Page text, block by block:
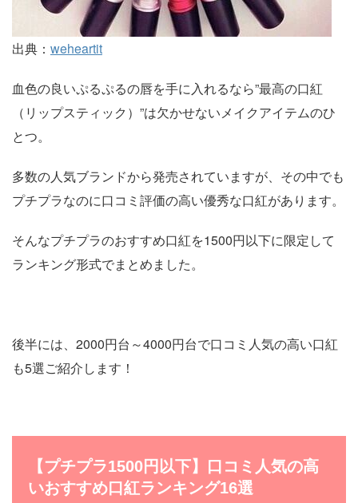
出典： weheartit
血色の良いぷるぷるの唇を手に入れるなら”最高の口紅
（リップスティック）”は欠かせないメイクアイテムのひ
とつ。
多数の人気ブランドから発売されていますが、その中でも
プチプラなのに口コミ評価の高い優秀な口紅があります。
そんなプチプラのおすすめ口紅を1500円以下に限定して
ランキング形式でまとめました。
後半には、2000円台～4000円台で口コミ人気の高い口紅
も5選ご紹介します！
【プチプラ1500円以下】口コミ人気の高
いおすすめ口紅ランキング16選